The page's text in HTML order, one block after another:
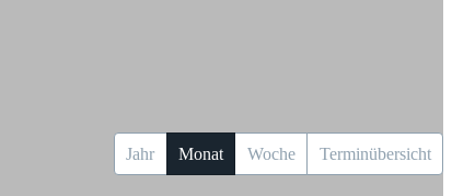
Jahr Monat Woche Terminübersicht